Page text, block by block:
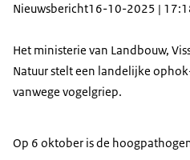
Nieuwsbericht16-10-2025 |
Het ministerie van Landbouw,
Natuur stelt een landelijke
vanwege vogelgriep.
Op 6 oktober is de